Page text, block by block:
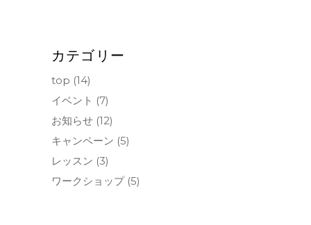
カテゴリー
top (14)
イベント (7)
お知らせ (12)
キャンペーン (5)
レッスン (3)
ワークショップ(5)